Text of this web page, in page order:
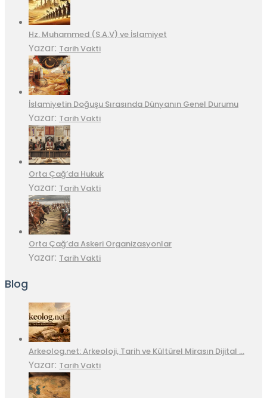
Hz. Muhammed (S.A.V) ve İslamiyet
Yazar: Tarih Vakti
İslamiyetin Doğuşu Sırasında Dünyanın Genel Durumu
Yazar: Tarih Vakti
Orta Çağ’da Hukuk
Yazar: Tarih Vakti
Orta Çağ’da Askeri Organizasyonlar
Yazar: Tarih Vakti
Blog
Arkeolog.net: Arkeoloji, Tarih ve Kültürel Mirasın Dijital …
Yazar: Tarih Vakti